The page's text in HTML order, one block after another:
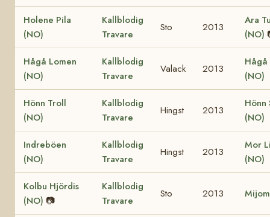
Holene Pila
(NO)
Kallblodig
Travare
Sto 2013
Ara
(NO)
Hågå Lomen
(NO)
Kallblodig
Travare
Valack 2013
(NO)
Hönn Troll
(NO)
Kallblodig
Travare
Hingst 2013
Hönn
(NO)
Indreböen
(NO)
Kallblodig
Travare
Hingst 2013
Mor
(NO)
Kolbu Hjördis
(NO) 📷
Kallblodig
Travare
Sto 2013